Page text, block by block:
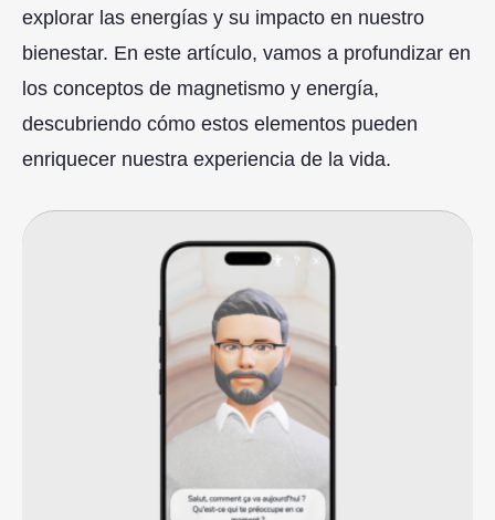
explorar las energías y su impacto en nuestro
bienestar. En este artículo, vamos a profundizar en
los conceptos de magnetismo y energía,
descubriendo cómo estos elementos pueden
enriquecer nuestra experiencia de la vida.